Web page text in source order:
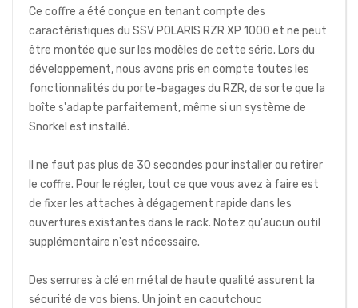
Ce coffre a été conçue en tenant compte des
caractéristiques du SSV POLARIS RZR XP 1000 et ne peut
être montée que sur les modèles de cette série. Lors du
développement, nous avons pris en compte toutes les
fonctionnalités du porte-bagages du RZR, de sorte que la
boîte s'adapte parfaitement, même si un système de
Snorkel est installé.
Il ne faut pas plus de 30 secondes pour installer ou retirer
le coffre. Pour le régler, tout ce que vous avez à faire est
de fixer les attaches à dégagement rapide dans les
ouvertures existantes dans le rack. Notez qu'aucun outil
supplémentaire n'est nécessaire.
Des serrures à clé en métal de haute qualité assurent la
sécurité de vos biens. Un joint en caoutchouc